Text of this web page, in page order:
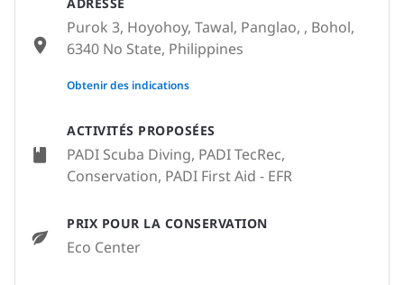
ACTIVITÉS PROPOSÉES
PADI Scuba Diving, PADI TecRec,
Conservation, PADI First Aid - EFR
PRIX POUR LA CONSERVATION
Eco Center
Purok 3, Hoyohoy, Tawal, Panglao, , Bohol,
6340 No State, Philippines
None
Obtenir des indications